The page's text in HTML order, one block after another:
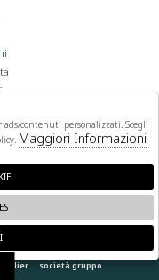
atelier società gruppo
contenuti personalizzati. Scegli
Maggiori Informazioni